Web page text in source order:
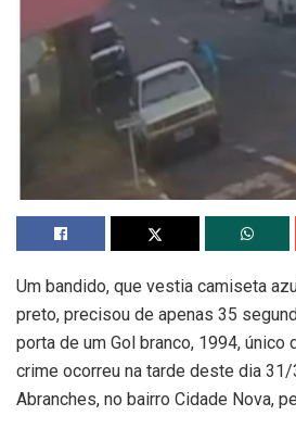
Um bandido, que vestia camiseta
preto, precisou de apenas 35
porta de um Gol branco, 1994, único
crime ocorreu na tarde deste dia 31/
Abranches, no bairro Cidade Nova,